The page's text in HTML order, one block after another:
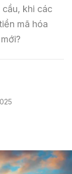
khi các
mã hóa